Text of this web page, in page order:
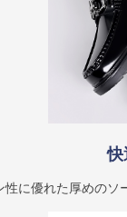
快
性に優れた厚めのソ